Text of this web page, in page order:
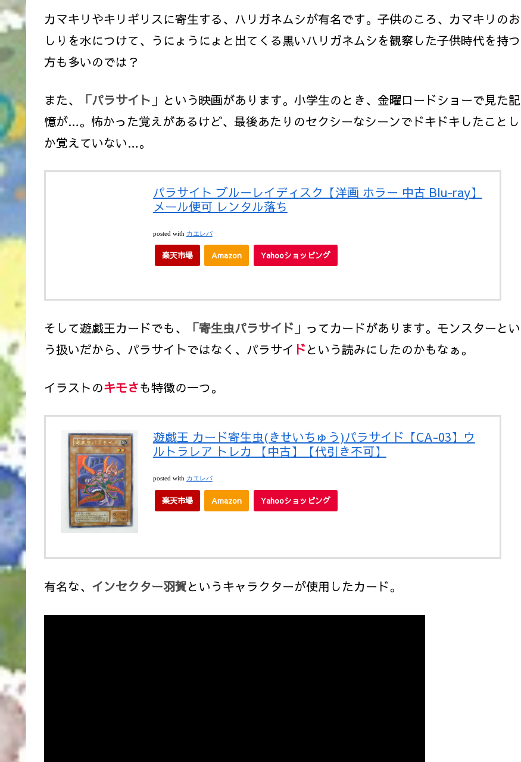
カマキリやキリギリスに寄生する、ハリガネムシが有名です。子供のころ、カマキリのお
しりを水につけて、うにょうにょと出てくる黒いハリガネムシを観察した子供時代を持つ
方も多いのでは？
また、 「パラサイト」 という映画があります。小学生のとき、金曜ロードショーで見た記
憶が…。怖かった覚えがあるけど、最後あたりのセクシーなシーンでドキドキしたことし
か覚えていない…。
パラサイト ブルーレイディスク【洋画 ホラー 中古 Blu-ray】
メール便可 レンタル落ち
posted with カエレバ
楽天市場 Amazon Yahooショッピング
そして遊戯王カードでも、 「寄生虫パラサイ ド 」 ってカードがあります。モンスターとい
う扱いだから、パラサイ トではなく、パラサイ ドという読みにしたのかもなぁ。
イラストのキモさも特徴の一つ。
遊戯王 カード寄生虫(きせいちゅう)パラサイド【CA-03】ウ
ルトラレア トレカ 【中古】【代引き不可】
posted with カエレバ
楽天市場 Amazon Yahooショッピング
有名な、 インセクター羽賀というキャラクターが使用したカード。